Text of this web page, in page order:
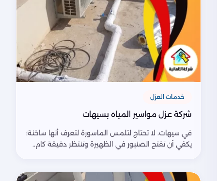
خدمات العزل
شركة عزل مواسير المياه بسيهات
في سيهات، لا تحتاج لتلمس الماسورة لتعرف أنها ساخنة؛
يكفي أن تفتح الصنبور في الظهيرة وتنتظر دقيقة كام..